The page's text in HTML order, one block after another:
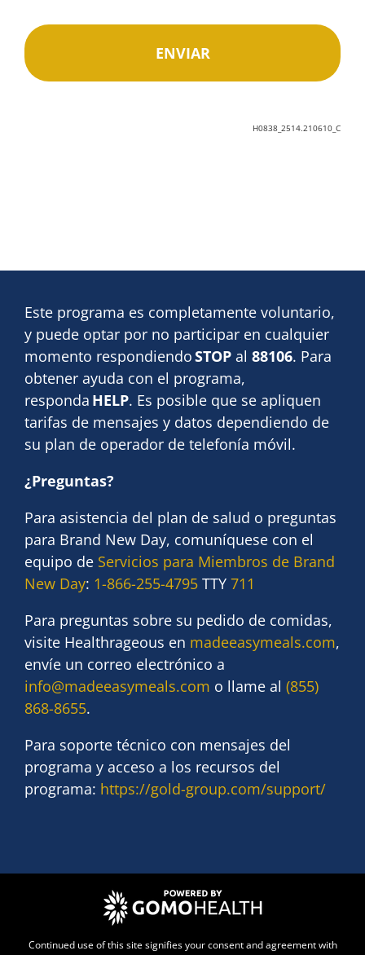
H0838_2514.210610_C
Este programa es completamente voluntario,
y puede optar por no participar en cualquier
momento respondiendoSTOP al 88106. Para
obtener ayuda con el programa,
responda HELP. Es posible que se apliquen
tarifas de mensajes y datos dependiendo de
su plan de operador de telefonía móvil.
¿Preguntas?
Para asistencia del plan de salud o preguntas
para Brand New Day, comuníquese con el
equipo de Servicios para Miembros de Brand
New Day: 1-866-255-4795 TTY 711
Para preguntas sobre su pedido de comidas,
visite Healthrageous en madeeasymeals.com,
envíe un correo electrónico a
info@madeeasymeals.com o llame al (855)
868-8655.
Para soporte técnico con mensajes del
programa y acceso a los recursos del
programa: https://gold-group.com/support/
Continued use of this site signifies your consent and agreement with